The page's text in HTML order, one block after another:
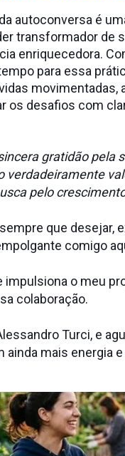
autoconversa é
transformador
enriquecedora.
para essa
movimentadas,
os desafios com
gratidão pela
verdadeiramente
pelo
que desejar,
comigo
impulsiona o meu
colaboração.
Turci, e
ainda mais energia